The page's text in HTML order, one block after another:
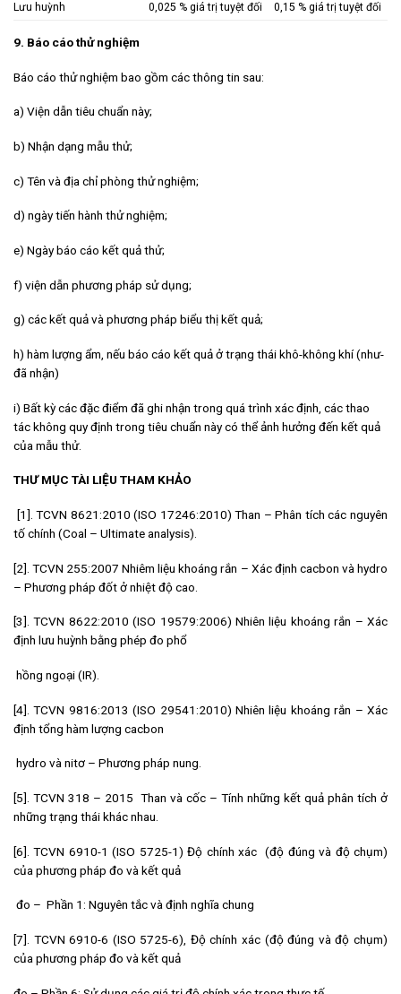
Lưu huỳnh
0,025 % giá trị tuyệt đối 0,15 % giá trị tuyệt đối
9. Báo cáo thử nghiệm
Báo cáo thử nghiệm bao gồm các thông tin sau:
a) Viện dẫn tiêu chuẩn này;
b) Nhận dạng mẫu thử;
c) Tên và địa chỉ phòng thử nghiệm;
d) ngày tiến hành thử nghiệm;
e) Ngày báo cáo kết quả thử;
f) viện dẫn phương pháp sử dụng;
g) các kết quả và phương pháp biểu thị kết quả;
h) hàm lượng ẩm, nếu báo cáo kết quả ở trạng thái khô-không khí (như-
đã nhận)
i) Bất kỳ các đặc điểm đã ghi nhận trong quá trình xác định, các thao
tác không quy định trong tiêu chuẩn này có thể ảnh hưởng đến kết quả
của mẫu thử.
THƯ MỤC TÀI LIỆU THAM KHẢO
[1]. TCVN 8621:2010 (ISO 17246:2010) Than – Phân tích các nguyên
tố chính (Coal – Ultimate analysis).
[2]. TCVN 255:2007 Nhiêm liệu khoáng rắn – Xác định cacbon và hydro
– Phương pháp đốt ở nhiệt độ cao.
[3]. TCVN 8622:2010 (ISO 19579:2006) Nhiên liệu khoáng rắn – Xác
định lưu huỳnh bằng phép đo phổ
hồng ngoại (IR).
[4]. TCVN 9816:2013 (ISO 29541:2010) Nhiên liệu khoáng rắn – Xác
định tổng hàm lượng cacbon
hydro và nitơ – Phương pháp nung.
[5]. TCVN 318 – 2015 Than và cốc – Tính những kết quả phân tích ở
những trạng thái khác nhau.
[6]. TCVN 6910-1 (ISO 5725-1) Độ chính xác (độ đúng và độ chụm)
của phương pháp đo và kết quả
đo – Phần 1: Nguyên tắc và định nghĩa chung
[7]. TCVN 6910-6 (ISO 5725-6), Độ chính xác (độ đúng và độ chụm)
của phương pháp đo và kết quả